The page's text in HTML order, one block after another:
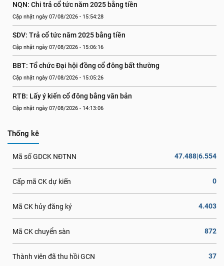
NQN: Chi trả cổ tức năm 2025 bằng tiền
Cập nhật ngày 07/08/2026 - 15:54:28
SDV: Trả cổ tức năm 2025 bằng tiền
Cập nhật ngày 07/08/2026 - 15:06:16
BBT: Tổ chức Đại hội đồng cổ đông bất thường
Cập nhật ngày 07/08/2026 - 15:05:26
RTB: Lấy ý kiến cổ đông bằng văn bản
Cập nhật ngày 07/08/2026 - 14:13:06
Thống kê
Mã số GDCK NĐTNN 47.488|6.554
Cấp mã CK dự kiến 0
Mã CK hủy đăng ký 4.403
Mã CK chuyển sàn 872
Thành viên đã thu hồi GCN 37